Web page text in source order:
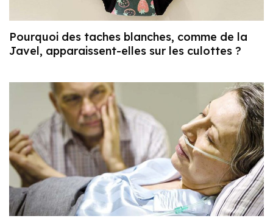
Pourquoi des taches blanches, comme de la
Javel, apparaissent-elles sur les culottes ?